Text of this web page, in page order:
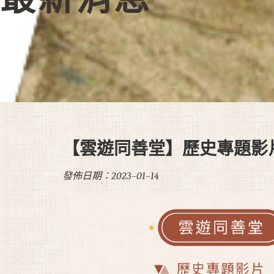
【雲遊同善堂】歷史專題影
發佈日期：2023-01-14